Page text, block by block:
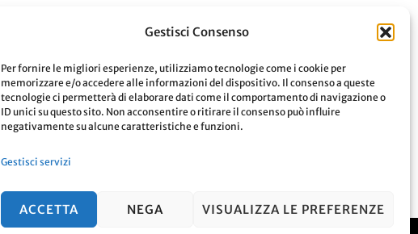
Gestisci Consenso
Per fornire le migliori esperienze, utilizziamo tecnologie come i cookie per
memorizzare e/o accedere alle informazioni del dispositivo. Il consenso a queste
tecnologie ci permetterà di elaborare dati come il comportamento di navigazione o
ID unici su questo sito. Non acconsentire o ritirare il consenso può influire
negativamente su alcune caratteristiche e funzioni.
Gestisci servizi
ACCETTA NEGA VISUALIZZA LE PREFERENZE
Leggi